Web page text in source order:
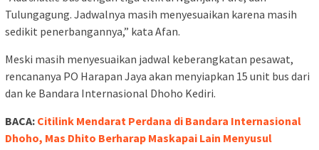
Tulungagung. Jadwalnya masih menyesuaikan karena masih
sedikit penerbangannya,” kata Afan.
Meski masih menyesuaikan jadwal keberangkatan pesawat,
rencananya PO Harapan Jaya akan menyiapkan 15 unit bus dari
dan ke Bandara Internasional Dhoho Kediri.
BACA: Citilink Mendarat Perdana di Bandara Internasional
Dhoho, Mas Dhito Berharap Maskapai Lain Menyusul